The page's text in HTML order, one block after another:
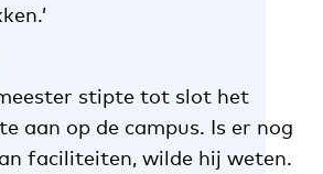
stipte tot slot het
aan op de campus. Is er nog
faciliteiten, wilde hij weten.